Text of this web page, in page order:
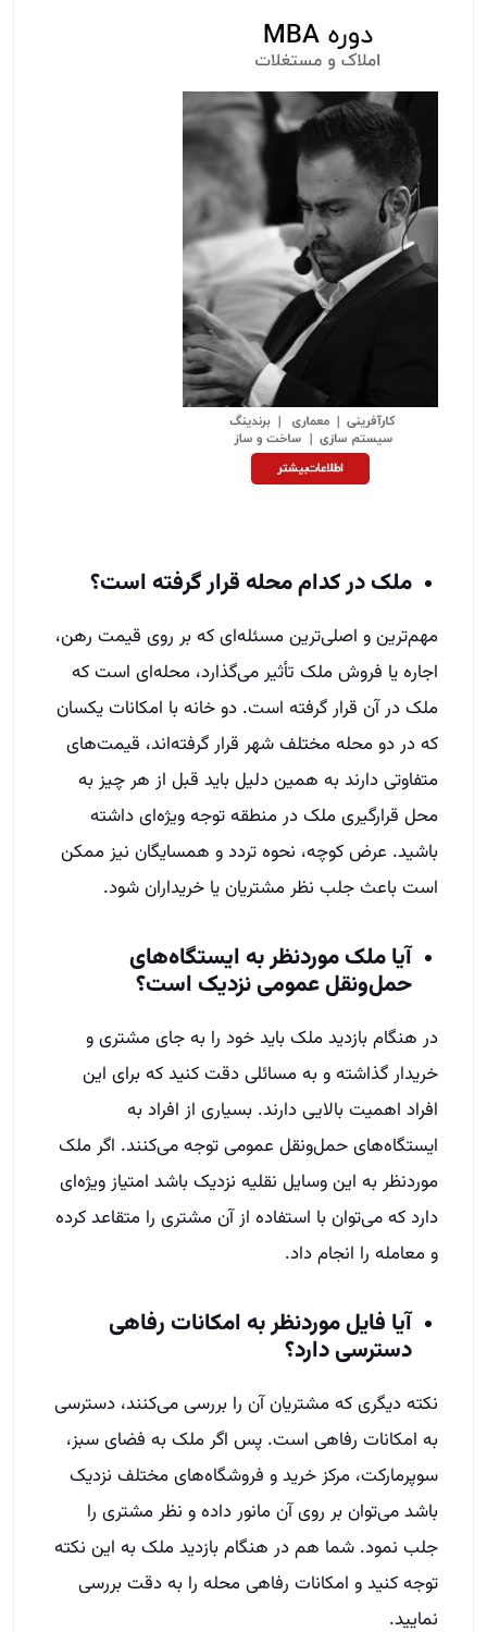
ملک در کدام محله قرار گرفته است؟
مهم‌ترین و اصلی‌ترین مسئله‌ای که بر روی قیمت رهن،
اجاره یا فروش ملک تأثیر می‌گذارد، محله‌ای است که
ملک در آن قرار گرفته است. دو خانه با امکانات یکسان
که در دو محله مختلف شهر قرار گرفته‌اند، قیمت‌های
متفاوتی دارند به همین دلیل باید قبل از هر چیز به
محل قرارگیری ملک در منطقه توجه ویژه‌ای داشته
باشید. عرض کوچه، نحوه تردد و همسایگان نیز ممکن
است باعث جلب نظر مشتریان یا خریداران شود.
آیا ملک موردنظر به ایستگاه‌های
حمل‌ونقل عمومی نزدیک است؟
در هنگام بازدید ملک باید خود را به جای مشتری و
خریدار گذاشته و به مسائلی دقت کنید که برای این
افراد اهمیت بالایی دارند. بسیاری از افراد به
ایستگاه‌های حمل‌ونقل عمومی توجه می‌کنند. اگر ملک
موردنظر به این وسایل نقلیه نزدیک باشد امتیاز ویژه‌ای
دارد که می‌توان با استفاده از آن مشتری را متقاعد کرده
و معامله را انجام داد.
آیا فایل موردنظر به امکانات رفاهی
دسترسی دارد؟
نکته دیگری که مشتریان آن را بررسی می‌کنند، دسترسی
به امکانات رفاهی است. پس اگر ملک به فضای سبز،
سوپرمارکت، مرکز خرید و فروشگاه‌های مختلف نزدیک
باشد می‌توان بر روی آن مانور داده و نظر مشتری را
جلب نمود. شما هم در هنگام بازدید ملک به این نکته
توجه کنید و امکانات رفاهی محله را به دقت بررسی
نمایید.